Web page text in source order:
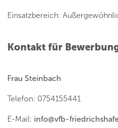
Einsatzbereich:
Kontakt für
Frau Steinbach
Telefon: 0754155441
E-Mail: info@vfb-